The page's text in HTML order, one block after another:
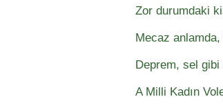
Zor durumdaki
Mecaz
Deprem, sel gibi
A Milli Kadın